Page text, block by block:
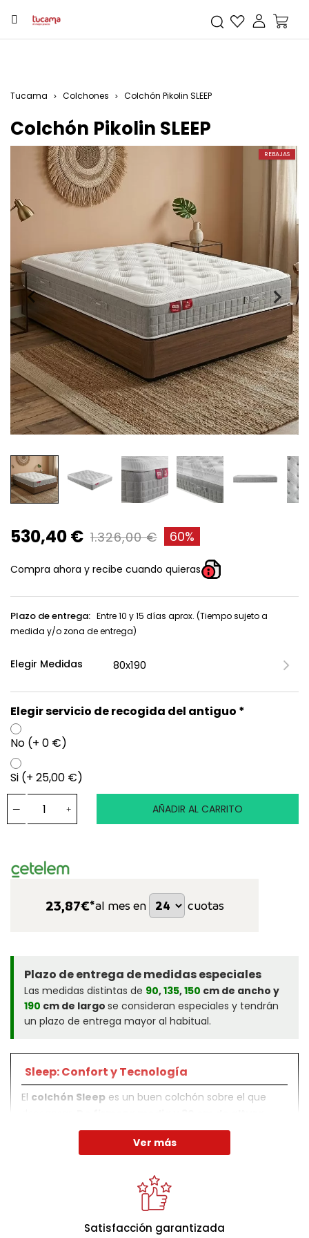
Tucama Colchones Colchón Pikolin SLEEP
Colchón Pikolin SLEEP
REBAJAS
530,40 € 1.326,00 € 60%
Compra ahora y recibe cuando quieras
Plazo de entrega: Entre 10 y 15 días aprox. (Tiempo sujeto a
medida y/o zona de entrega)
Elegir Medidas
Elegir servicio de recogida del antiguo *
No (+ 0 €)
Si (+ 25,00 €)
AÑADIR AL CARRITO
23,87€*al mes en cuotas
Plazo de entrega de medidas especiales
Las medidas distintas de 90,135,150 cm de ancho y
190 cm de largo se consideran especiales y tendrán
un plazo de entrega mayor al habitual.
Sleep: Confort y Tecnología
El colchón Sleep es un buen colchón sobre el que
núcleo de muelles ensacados Adapt-Tech
acolchado Progression Fiber Plus
Progression Fiber Plus, compuesto por dos capas de
espuma suave y una de fibra de poliéster, proporciona
un contacto dulce y suave acompañado de
propiedades termorreguladoras.
Ver más
Satisfacción garantizada